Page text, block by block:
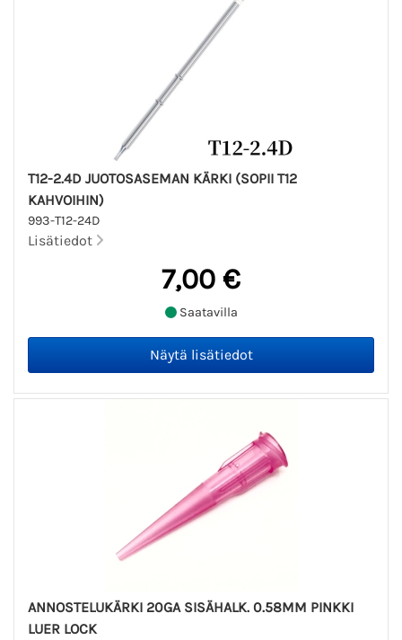
T12-2.4D JUOTOSASEMAN KÄRKI (SOPII T12
KAHVOIHIN)
993-T12-24D
Lisätiedot
7,00 €
Saatavilla
ANNOSTELUKÄRKI 20GA SISÄHALK. 0.58MM PINKKI
LUER LOCK